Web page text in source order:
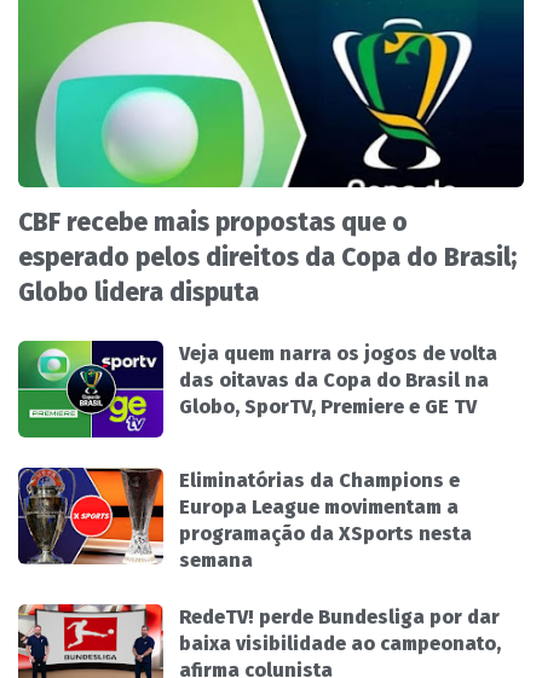
CBF recebe mais propostas que o
esperado pelos direitos da Copa do Brasil;
Globo lidera disputa
Veja quem narra os jogos de volta
das oitavas da Copa do Brasil na
Globo, SporTV, Premiere e GE TV
Eliminatórias da Champions e
Europa League movimentam a
programação da XSports nesta
semana
RedeTV! perde Bundesliga por dar
baixa visibilidade ao campeonato,
afirma colunista